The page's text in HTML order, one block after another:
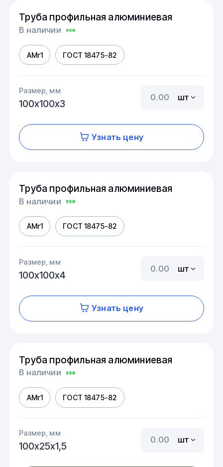
Труба профильная алюминиевая
В наличии
АМг1 ГОСТ 18475-82
Размер, мм
100х100х3
шт
Узнать цену
Труба профильная алюминиевая
В наличии
АМг1 ГОСТ 18475-82
Размер, мм
100х100х4
шт
Узнать цену
Труба профильная алюминиевая
В наличии
АМг1 ГОСТ 18475-82
Размер, мм
100х25х1,5
шт